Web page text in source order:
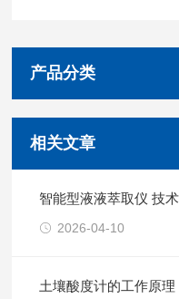
产品分类
相关文章
智能型液液萃取仪 技
2026-04-10
土壤酸度计的工作原